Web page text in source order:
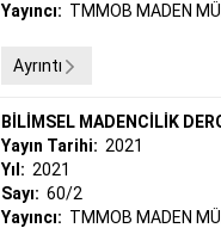
Yayıncı: TMMOB MADEN
Ayrıntı
BİLİMSEL MADENCİLİK
Yayın Tarihi: 2021
Yıl: 2021
Sayı: 60/2
Yayıncı: TMMOB MADEN